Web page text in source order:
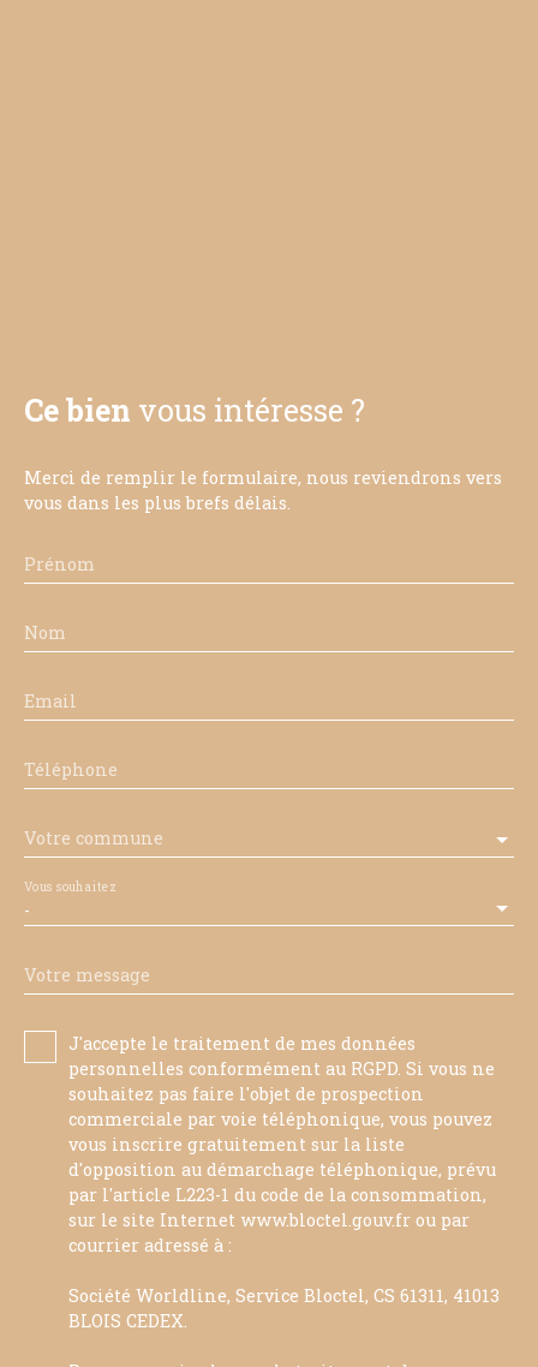
Ce bien vous intéresse ?
Merci de remplir le formulaire, nous reviendrons vers
vous dans les plus brefs délais.
Prénom
Nom
Email
Téléphone
Votre commune
-
Vous souhaitez
Votre message
J'accepte le traitement de mes données
personnelles conformément au RGPD. Si vous ne
souhaitez pas faire l'objet de prospection
commerciale par voie téléphonique, vous pouvez
vous inscrire gratuitement sur la liste
d'opposition au démarchage téléphonique, prévu
par l'article L223-1 du code de la consommation,
sur le site Internet www.bloctel.gouv.fr ou par
courrier adressé à :
Société Worldline, Service Bloctel, CS 61311, 41013
BLOIS CEDEX.